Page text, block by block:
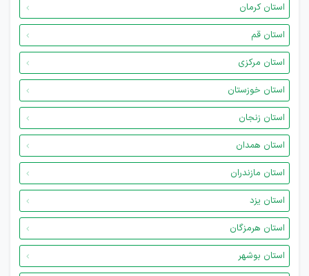
استان کرمان
استان قم
استان مرکزی
استان خوزستان
استان زنجان
استان همدان
استان مازندران
استان یزد
استان هرمزگان
استان بوشهر